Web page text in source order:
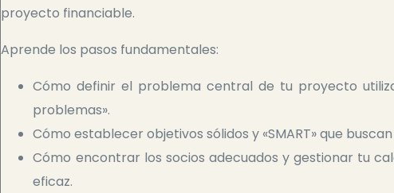
proyecto financiable.
Aprende los pasos fundamentales:
Cómo definir el problema central de tu proyecto
problemas».
Cómo establecer objetivos sólidos y «SMART» que
Cómo encontrar los socios adecuados y gestionar tu
eficaz.